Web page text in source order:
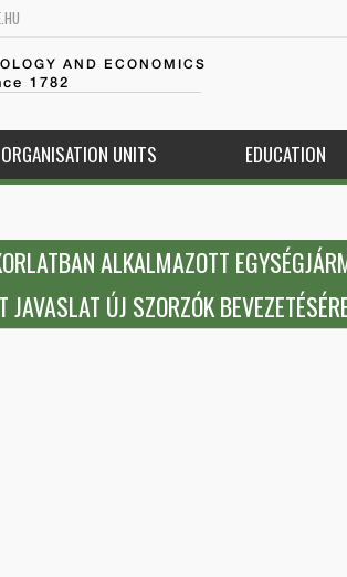
AND ECONOMICS
1782
ORGANISATION UNITS EDUCATION
ALKALMAZOTT
ÚJ SZORZÓK